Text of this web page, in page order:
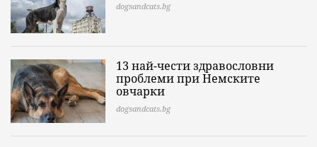
dogsandcats.bg
13 най-чести здравословни
проблеми при Немските
овчарки
dogsandcats.bg